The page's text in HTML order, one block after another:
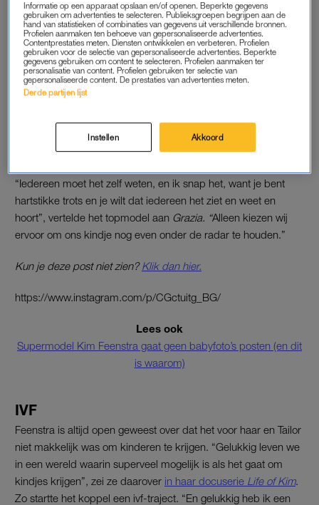
INSTAGRAMACCOUNT
De kleine is nog geen dag oud of hij timmert al aan de weg als
influencer. Onder het motto ‘je kan er niet vroeg genoeg mee
beginnen’ heeft Brooklyn sinds zaterdag een eigen
Instagramaccount, zo ontdekken de fans door een tag van zijn
september weten haar kleine uit de schijnwerpers te zullen
houden. In ieder geval het eerste jaar.
“Iedereen moet het zelf weten, en ik snap het, want je bent
hartstikke trots en je wilt dat iedereen het ziet en weet en
hoort”, vertelde het topmodel aan Grazia. “Alleen kiezen wij
ervoor om ons kindje nog even onder de radar te houden.”
Kun je deze post niet zien?Klik dan hier.
https://www.instagram.com/p/CGctuitg_BG/
Lees ook
Supermodel Kim Feenstra gaat geen babyfoto’s posten (en dit
is waarom)
IVF
Feenstra is altijd open geweest over dat het voor haar en Tailor
niet makkelijk was om kinderen te krijgen. “Gelukkig leven we
in een wereld waarin superveel mogelijk is als het gaat om
kindjes krijgen”, zei ze daarover in haar docuserie Life of Kim.
Zo startte het koppel een ivf-traject. “En gelukkig heb ik een
Informatie op een apparaat opslaan en/of openen. Beperkte gegevens
gebruiken om advertenties te selecteren. Publieksgroepen begrijpen aan de
hand van statistieken of combinaties van gegevens uit verschillende bronnen.
Profielen aanmaken ten behoeve van gepersonaliseerde advertenties.
Contentprestaties meten. Diensten ontwikkelen en verbeteren. Profielen
gebruiken voor de selectie van gepersonaliseerde advertenties. Beperkte
gegevens gebruiken om content te selecteren. Profielen aanmaken ter
personalisatie van content. Profielen gebruiken ter selectie van
gepersonaliseerde content. De prestaties van advertenties meten.
Derde partijen lijst
Instellen Akkoord